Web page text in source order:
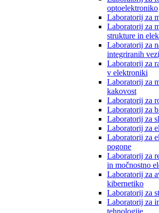
optoelektroniko
Laboratorij za
Laboratorij za
strukture in
Laboratorij za
integriranih
Laboratorij za
v elektroniki
Laboratorij za
kakovost
Laboratorij za
Laboratorij za
Laboratorij za
Laboratorij za
Laboratorij za
pogone
Laboratorij za
in močnostno
Laboratorij za
kibernetiko
Laboratorij za
Laboratorij za
tehnologije